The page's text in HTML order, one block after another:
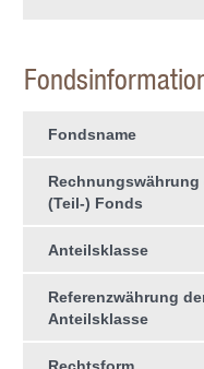
Fondsname
Rechnungswährung
(Teil-) Fonds
Anteilsklasse
Referenzwährung
Anteilsklasse